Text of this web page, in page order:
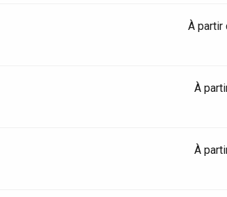
À partir
À
À